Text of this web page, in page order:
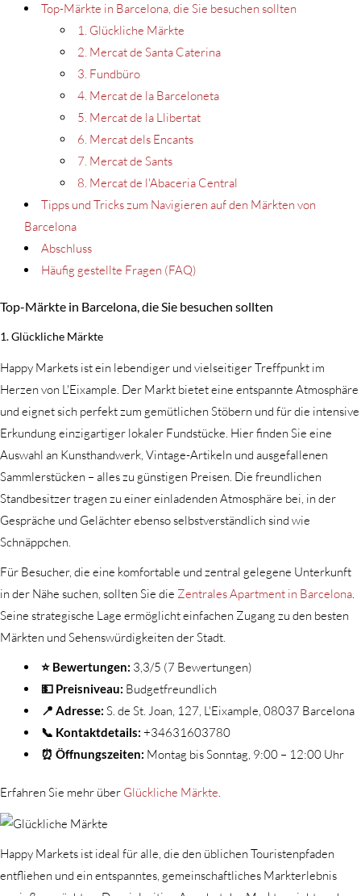
Top-Märkte in Barcelona, die Sie besuchen sollten
1. Glückliche Märkte
2. Mercat de Santa Caterina
3. Fundbüro
4. Mercat de la Barceloneta
5. Mercat de la Llibertat
6. Mercat dels Encants
7. Mercat de Sants
8. Mercat de l'Abaceria Central
Tipps und Tricks zum Navigieren auf den Märkten von
Barcelona
Abschluss
Häufig gestellte Fragen (FAQ)
Top-Märkte in Barcelona, die Sie besuchen sollten
1. Glückliche Märkte
Happy Markets ist ein lebendiger und vielseitiger Treffpunkt im
Herzen von L'Eixample. Der Markt bietet eine entspannte Atmosphäre
und eignet sich perfekt zum gemütlichen Stöbern und für die intensive
Erkundung einzigartiger lokaler Fundstücke. Hier finden Sie eine
Auswahl an Kunsthandwerk, Vintage-Artikeln und ausgefallenen
Sammlerstücken – alles zu günstigen Preisen. Die freundlichen
Standbesitzer tragen zu einer einladenden Atmosphäre bei, in der
Gespräche und Gelächter ebenso selbstverständlich sind wie
Schnäppchen.
Für Besucher, die eine komfortable und zentral gelegene Unterkunft
in der Nähe suchen, sollten Sie die Zentrales Apartment in Barcelona.
Seine strategische Lage ermöglicht einfachen Zugang zu den besten
Märkten und Sehenswürdigkeiten der Stadt.
⭐ Bewertungen: 3,3/5 (7 Bewertungen)
💵 Preisniveau: Budgetfreundlich
📍 Adresse: S. de St. Joan, 127, L'Eixample, 08037 Barcelona
📞 Kontaktdetails: +34631603780
⏰ Öffnungszeiten: Montag bis Sonntag, 9:00 – 12:00 Uhr
Erfahren Sie mehr über Glückliche Märkte.
Happy Markets ist ideal für alle, die den üblichen Touristenpfaden
entfliehen und ein entspanntes, gemeinschaftliches Markterlebnis